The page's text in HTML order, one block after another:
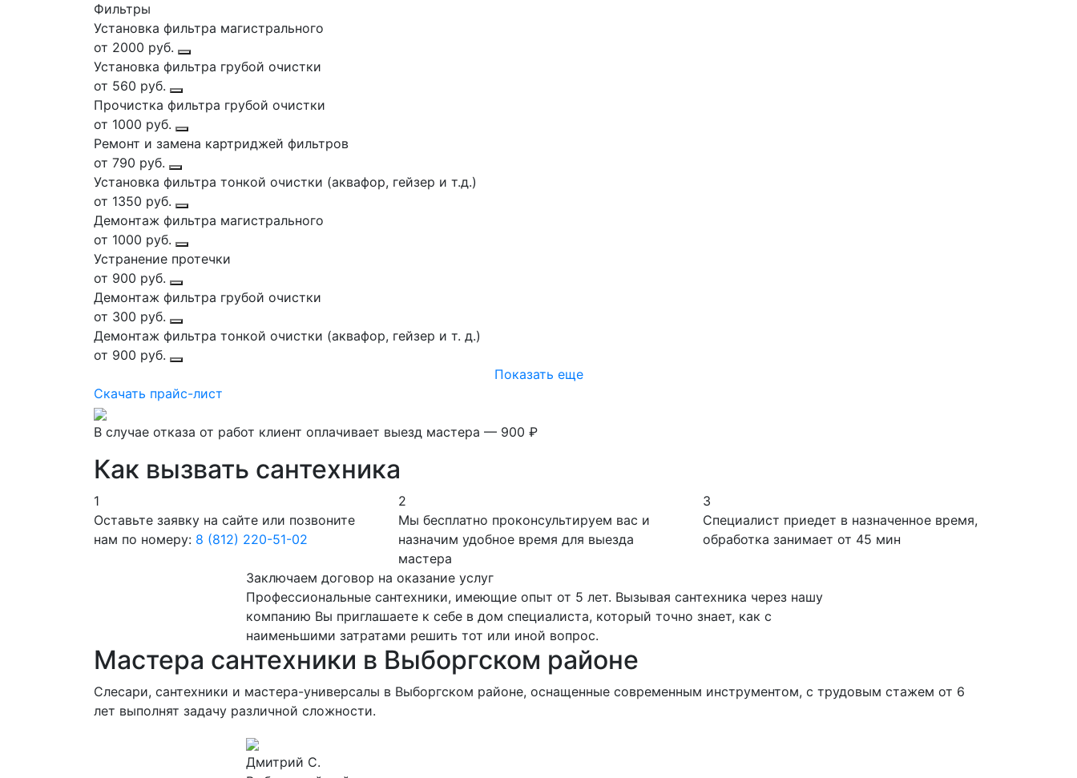
Фильтры
Установка фильтра магистрального
от 2000 руб.
Установка фильтра грубой очистки
от 560 руб.
Прочистка фильтра грубой очистки
от 1000 руб.
Ремонт и замена картриджей фильтров
от 790 руб.
Установка фильтра тонкой очистки (аквафор, гейзер и т.д.)
от 1350 руб.
Демонтаж фильтра магистрального
от 1000 руб.
Устранение протечки
от 900 руб.
Демонтаж фильтра грубой очистки
от 300 руб.
Демонтаж фильтра тонкой очистки (аквафор, гейзер и т. д.)
от 900 руб.
Показать еще
Скачать прайс-лист
В случае отказа от работ клиент оплачивает выезд мастера — 900 ₽
Как вызвать сантехника
1
Оставьте заявку на сайте или позвоните
нам по номеру: 8 (812) 220-51-02
2
Мы бесплатно проконсультируем вас и
назначим удобное время для выезда
мастера
3
Специалист приедет в назначенное время,
обработка занимает от 45 мин
Заключаем договор на оказание услуг
Профессиональные сантехники, имеющие опыт от 5 лет. Вызывая сантехника через нашу
компанию Вы приглашаете к себе в дом специалиста, который точно знает, как с
наименьшими затратами решить тот или иной вопрос.
Мастера сантехники в Выборгском районе
Слесари, сантехники и мастера-универсалы в Выборгском районе, оснащенные современным инструментом, с трудовым стажем от 6
лет выполнят задачу различной сложности.
Дмитрий С.